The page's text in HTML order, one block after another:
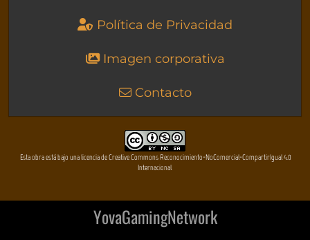
Política de Privacidad
Imagen corporativa
Contacto
Esta obra está bajo una licencia de Creative Commons Reconocimiento-NoComercial-CompartirIgual 4.0
Internacional
YovaGamingNetwork